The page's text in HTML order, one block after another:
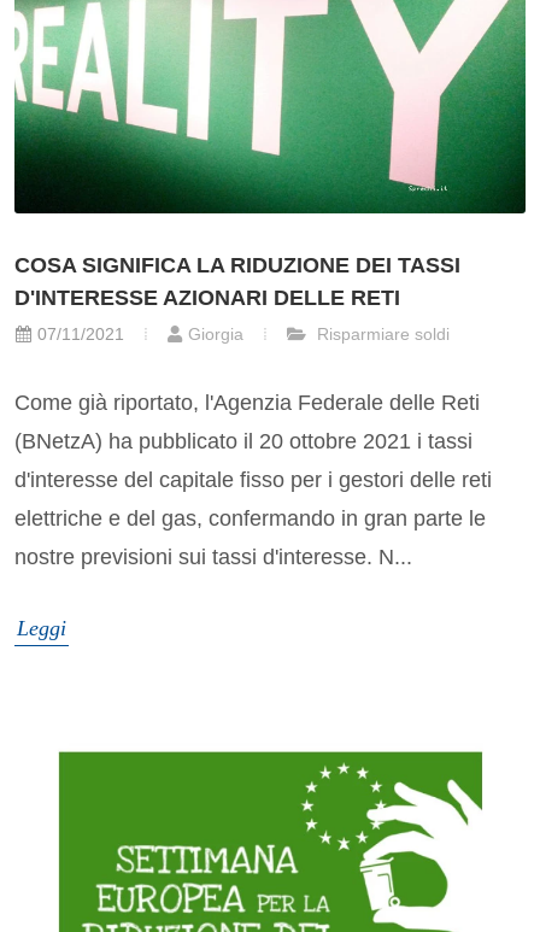
COSA SIGNIFICA LA RIDUZIONE DEI TASSI
D'INTERESSE AZIONARI DELLE RETI
07/11/2021 Giorgia Risparmiare soldi
Come già riportato, l'Agenzia Federale delle Reti
(BNetzA) ha pubblicato il 20 ottobre 2021 i tassi
d'interesse del capitale fisso per i gestori delle reti
elettriche e del gas, confermando in gran parte le
nostre previsioni sui tassi d'interesse. N...
Leggi